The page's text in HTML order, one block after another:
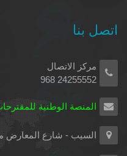
اتصل بنا
مركز الاتصال
24255552 968
المنصة الوطنية
السيب - شارع المعارض